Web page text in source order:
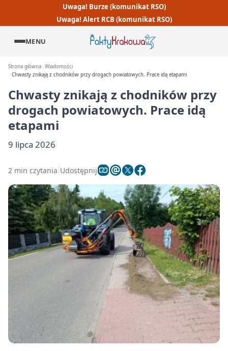
Uwaga! Burze (komunikat RSO)
Uwaga! Alert RCB (komunikat RSO)
MENU
Strona główna Wiadomości
Chwasty znikają z chodników przy drogach powiatowych. Prace idą etapami
Chwasty znikają z chodników przy
drogach powiatowych. Prace idą
etapami
9 lipca 2026
2 min czytania Udostępnij